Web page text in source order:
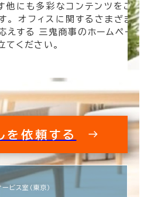
他にも多彩なコンテンツをご
。 オフィスに関するさまざま
えする 三鬼商事のホームペー
てください。
を依頼する
ビス室（東京）